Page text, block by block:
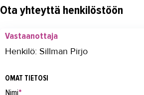
OMA TAKK
Ota yhteyttä henkilöstöön
Vastaanottaja
Henkilö: Sillman Pirjo
OMAT TIETOSI
Nimi*